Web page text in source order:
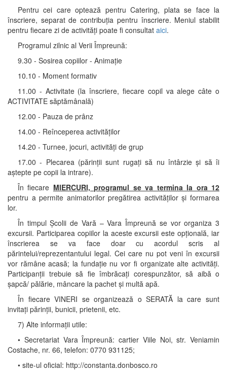
Pentru cei care optează pentru Catering, plata se face la
înscriere, separat de contribuția pentru înscriere. Meniul stabilit
pentru fiecare zi de activități poate fi consultat aici.
Programul zilnic al Verii Împreună:
9.30 - Sosirea copiilor - Animație
10.10 - Moment formativ
11.00 - Activitate (la înscriere, fiecare copil va alege câte o
ACTIVITATE săptămânală)
12.00 - Pauza de prânz
14.00 - Reînceperea activităților
14.20 - Turnee, jocuri, activități de grup
17.00 - Plecarea (părinții sunt rugați să nu întârzie și să îi
aștepte pe copii la intrare).
În fiecare MIERCURI, programul se va termina la ora 12
pentru a permite animatorilor pregătirea activităților și formarea
lor.
În timpul Școlii de Vară – Vara Împreună se vor organiza 3
excursii. Participarea copiilor la aceste excursii este opțională, iar
înscrierea se va face doar cu acordul scris al
părintelui/reprezentantului legal. Cei care nu pot veni în excursii
vor rămâne acasă; la fundație nu vor fi organizate alte activități.
Participanții trebuie să fie îmbrăcați corespunzător, să aibă o
șapcă/ pălărie, mâncare la pachet și multă apă.
În fiecare VINERI se organizează o SERATĂ la care sunt
invitați părinții, bunicii, prietenii, etc.
7) Alte informații utile:
• Secretariat Vara Împreună: cartier Viile Noi, str. Veniamin
Costache, nr. 66, telefon: 0770 931125;
• site-ul oficial: http://constanta.donbosco.ro